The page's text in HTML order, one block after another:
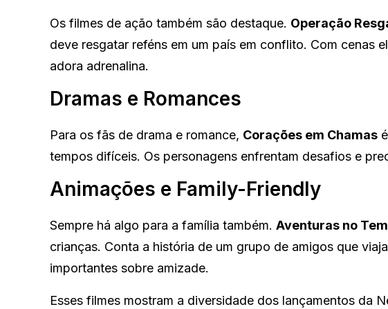
Os filmes de ação também são destaque. Operação
deve resgatar reféns em um país em conflito. Com cenas
adora adrenalina.
Dramas e Romances
Para os fãs de drama e romance, Corações em Chamas
tempos difíceis. Os personagens enfrentam desafios e
Animações e Family-Friendly
Sempre há algo para a família também. Aventuras no
crianças. Conta a história de um grupo de amigos que
importantes sobre amizade.
Esses filmes mostram a diversidade dos lançamentos da